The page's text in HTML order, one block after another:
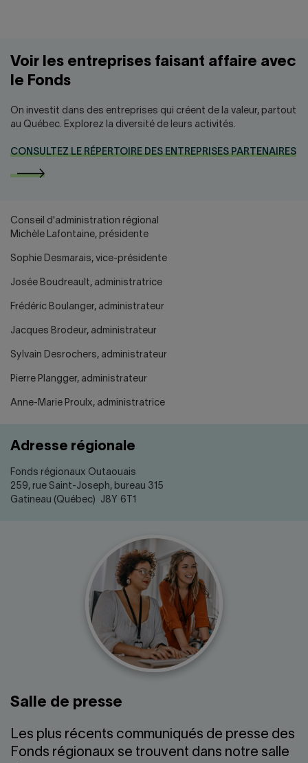
Voir les entreprises faisant affaire avec
le Fonds
On investit dans des entreprises qui créent de la valeur, partout
au Québec. Explorez la diversité de leurs activités.
CONSULTEZ LE RÉPERTOIRE DES ENTREPRISES PARTENAIRES
Conseil d'administration régional
Michèle Lafontaine, présidente
Sophie Desmarais, vice-présidente
Josée Boudreault, administratrice
Frédéric Boulanger, administrateur
Jacques Brodeur, administrateur
Sylvain Desrochers, administrateur
Pierre Plangger, administrateur
Anne-Marie Proulx, administratrice
Adresse régionale
Fonds régionaux Outaouais
259, rue Saint-Joseph, bureau 315
Gatineau (Québec) J8Y 6T1
Salle de presse
Les plus récents communiqués de presse des
Fonds régionaux se trouvent dans notre salle